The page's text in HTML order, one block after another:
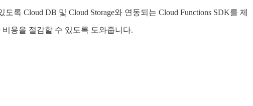
록 Cloud DB 및 Cloud Storage와 연동되는 Cloud Functions SDK를 제
용을 절감할 수 있도록 도와줍니다.